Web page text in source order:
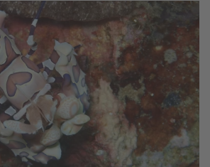
vergrößern